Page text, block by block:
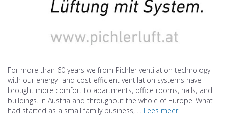
For more than 60 years we from Pichler ventilation technology
with our energy- and cost-efficient ventilation systems have
brought more comfort to apartments, office rooms, halls, and
buildings. In Austria and throughout the whole of Europe. What
had started as a small family business, ... Lees meer